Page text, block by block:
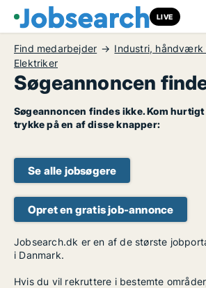
LIVE
Find medarbejder
Industri, håndværk
Elektriker
Søgeannoncen
Søgeannoncen findes ikke. Kom
trykke på en af disse knapper:
Se alle jobsøgere
Opret en gratis job-annonce
Jobsearch.dk er en af de største
i Danmark.
Hvis du vil rekruttere i bestemte